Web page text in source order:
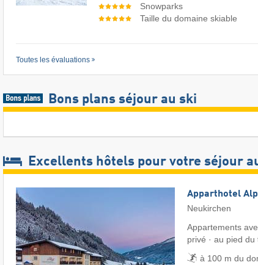
Snowparks
Taille du domaine skiable
Toutes les évaluations
Bons plans séjour au ski
Excellents hôtels pour votre séjour
Apparthotel
Neukirchen
Appartements
privé · au pied du
à 100 m du